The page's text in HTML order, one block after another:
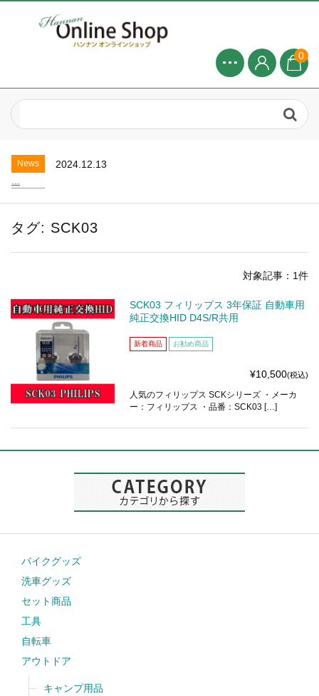
0
2025年 8月お盆休みについて...
News
2025.4.20
News
2024.12.13
News
2025.4.20
News
2024.8.1
2025年 8月お盆休みについて...
タグ: SCK03
対象記事：1件
SCK03 フィリップス 3年保証 自動車用
純正交換HID D4S/R共用
新着商品 お勧め商品
¥10,500(税込)
人気のフィリップス SCKシリーズ ・メーカ
ー：フィリップス ・品番：SCK03 […]
バイクグッズ
洗車グッズ
セット商品
工具
自転車
アウトドア
キャンプ用品